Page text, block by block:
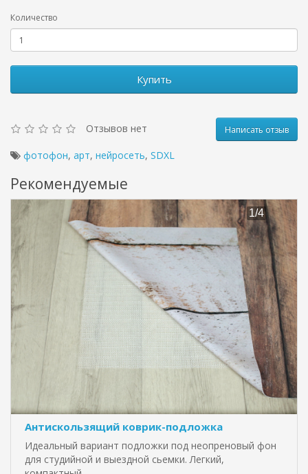
Количество
Купить
Отзывов нет Написать отзыв
фотофон, арт, нейросеть, SDXL
Рекомендуемые
Антискользящий коврик-подложка
Идеальный вариант подложки под неопреновый фон
для студийной и выездной сьемки. Легкий,